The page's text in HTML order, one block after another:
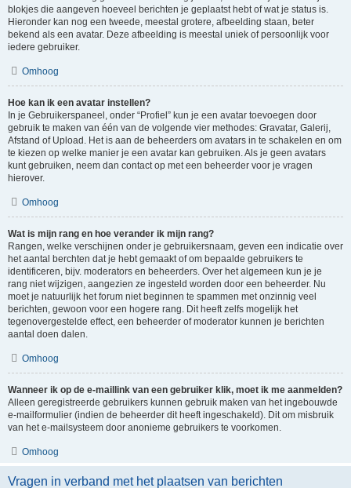
blokjes die aangeven hoeveel berichten je geplaatst hebt of wat je status is.
Hieronder kan nog een tweede, meestal grotere, afbeelding staan, beter
bekend als een avatar. Deze afbeelding is meestal uniek of persoonlijk voor
iedere gebruiker.
Omhoog
Hoe kan ik een avatar instellen?
In je Gebruikerspaneel, onder “Profiel” kun je een avatar toevoegen door
gebruik te maken van één van de volgende vier methodes: Gravatar, Galerij,
Afstand of Upload. Het is aan de beheerders om avatars in te schakelen en om
te kiezen op welke manier je een avatar kan gebruiken. Als je geen avatars
kunt gebruiken, neem dan contact op met een beheerder voor je vragen
hierover.
Omhoog
Wat is mijn rang en hoe verander ik mijn rang?
Rangen, welke verschijnen onder je gebruikersnaam, geven een indicatie over
het aantal berchten dat je hebt gemaakt of om bepaalde gebruikers te
identificeren, bijv. moderators en beheerders. Over het algemeen kun je je
rang niet wijzigen, aangezien ze ingesteld worden door een beheerder. Nu
moet je natuurlijk het forum niet beginnen te spammen met onzinnig veel
berichten, gewoon voor een hogere rang. Dit heeft zelfs mogelijk het
tegenovergestelde effect, een beheerder of moderator kunnen je berichten
aantal doen dalen.
Omhoog
Wanneer ik op de e-maillink van een gebruiker klik, moet ik me aanmelden?
Alleen geregistreerde gebruikers kunnen gebruik maken van het ingebouwde
e-mailformulier (indien de beheerder dit heeft ingeschakeld). Dit om misbruik
van het e-mailsysteem door anonieme gebruikers te voorkomen.
Omhoog
Vragen in verband met het plaatsen van berichten